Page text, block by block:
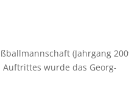
(Jahrgang
wurde das Georg-